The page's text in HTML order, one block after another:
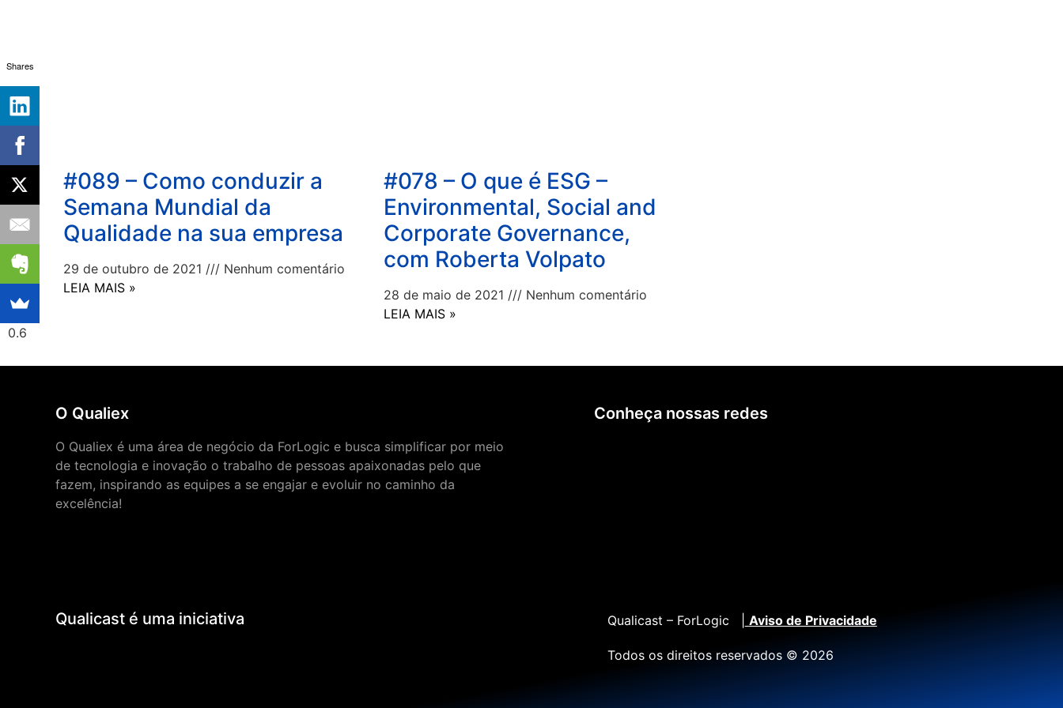
#089 – Como conduzir a
Semana Mundial da
Qualidade na sua empresa
29 de outubro de 2021
Nenhum comentário
LEIA MAIS »
#078 – O que é ESG –
Environmental, Social and
Corporate Governance,
com Roberta Volpato
28 de maio de 2021
Nenhum comentário
LEIA MAIS »
O Qualiex
O Qualiex é uma área de negócio da ForLogic e busca simplificar por meio
de tecnologia e inovação o trabalho de pessoas apaixonadas pelo que
fazem, inspirando as equipes a se engajar e evoluir no caminho da
excelência!
Conheça nossas redes
Qualicast é uma iniciativa Qualicast – ForLogic | Aviso de Privacidade
Todos os direitos reservados © 2026
Shares